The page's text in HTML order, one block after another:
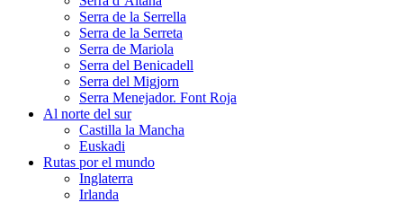
Serra de la Serrella
Serra de la Serreta
Serra de Mariola
Serra del Benicadell
Serra del Migjorn
Serra Menejador. Font Roja
Al norte del sur
Castilla la Mancha
Euskadi
Rutas por el mundo
Inglaterra
Irlanda